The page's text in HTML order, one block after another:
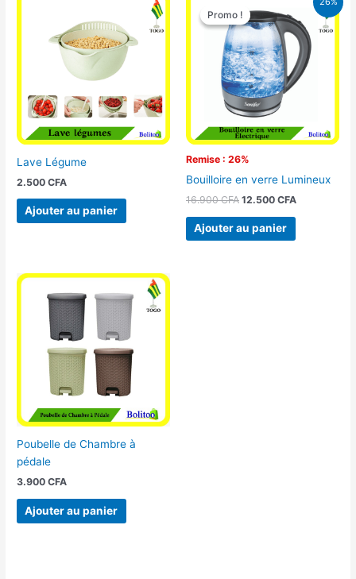
Lave Légume
2.500CFA
Ajouter au panier
Promo !
Remise : 26%
Promo !
Bouilloire en verre Lumineux
16.900CFA
prix
initial
16.900 CFA.
12.500 CFA
prix
actuel
est :
12.500 CFA.
Ajouter au panier
Poubelle de Chambre à
pédale
3.900CFA
Ajouter au panier